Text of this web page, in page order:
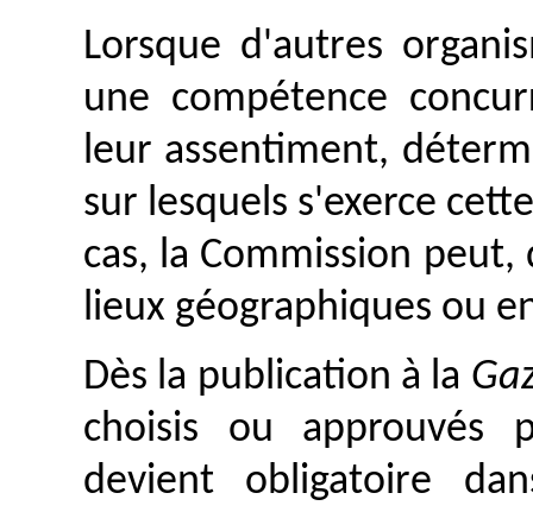
Lorsque d'autres
une compétence
leur assentiment,
sur lesquels s'exerce
cas, la Commission
lieux géographiques ou
Dès la publication à la
choisis ou approuvés
devient obligatoire